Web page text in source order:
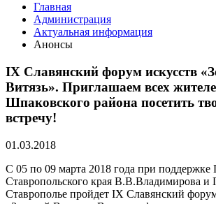
Главная
Администрация
Актуальная информация
Анонсы
IX Славянский форум искусств
Витязь». Приглашаем всех
Шпаковского района посетить
встречу!
01.03.2018
С 05 по 09 марта 2018 года при поддержке
Ставропольского края В.В.Владимирова
Ставрополье пройдет IX Славянский